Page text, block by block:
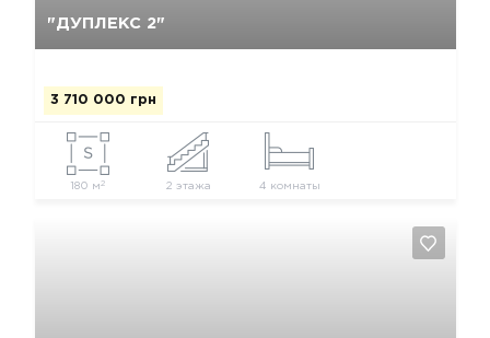
"ДУПЛЕКС 2"
3 710 000 грн
180 м 2 2 этажа 4 комнаты